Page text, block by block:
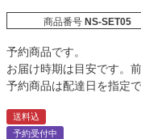
商品番号 NS-SET05
予約商品です。
お届け時期は目安です。
予約商品は配達日を指定で
送料込
予約受付中